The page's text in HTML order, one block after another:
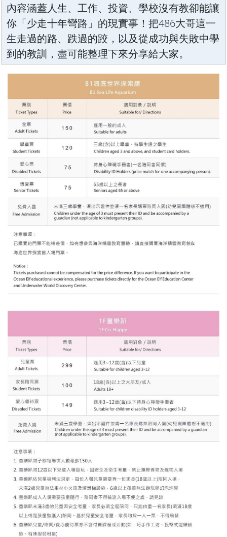
內容涵蓋人生、工作、投資、學校沒有教卻能讓
你「少走十年彎路」的現實事！把486大哥這一
生走過的路、跌過的跤，以及從成功與失敗中學
到的教訓，盡可能整理下來分享給大家。